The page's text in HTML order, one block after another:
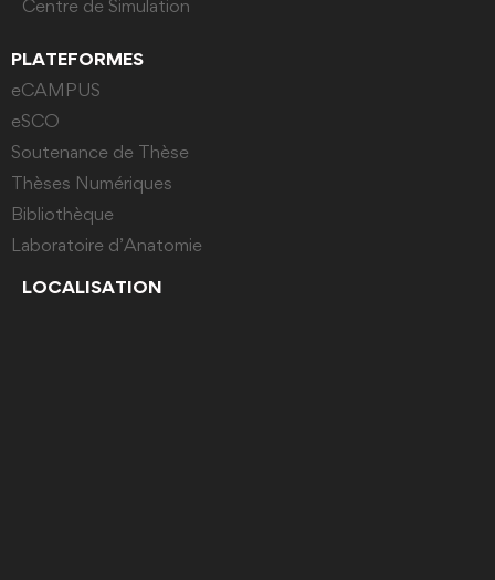
Centre de Simulation
PLATEFORMES
eCAMPUS
eSCO
Soutenance de Thèse
Thèses Numériques
Bibliothèque
Laboratoire d’Anatomie
LOCALISATION